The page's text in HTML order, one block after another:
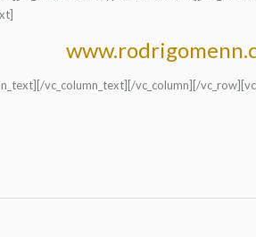
vc_column_text][/vc_column][/